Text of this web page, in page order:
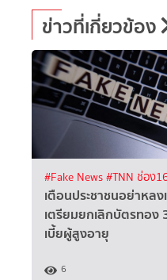
ข่าวที่เกี่ยวข้อง
#Fake News#TNN ช่อง
เตือนประชาชนอย่าหลง
เตรียมยกเลิกบัตรทอง
เบี้ยผู้สูงอายุ
6